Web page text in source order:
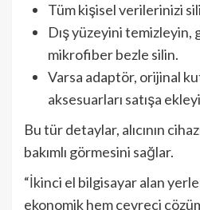
Tüm kişisel verilerinizi
Dış yüzeyini temizleyin,
mikrofiber bezle silin.
Varsa adaptör, orijinal
aksesuarları satışa
Bu tür detaylar, alıcının
bakımlı görmesini sağlar.
“İkinci el bilgisayar alan
ekonomik hem çevreci